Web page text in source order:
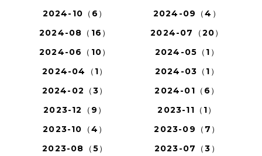
2024-10（6）
2024-09（4）
2024-08（16）
2024-07（20）
2024-06（10）
2024-05（1）
2024-04（1）
2024-03（1）
2024-02（3）
2024-01（6）
2023-12（9）
2023-11（1）
2023-10（4）
2023-09（7）
2023-08（5）
2023-07（3）